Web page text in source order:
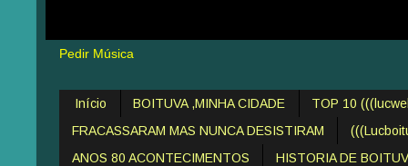
Pedir Música
Início BOITUVA ,MINHA CIDADE
TOP 10
FRACASSARAM MAS NUNCA DESISTIRAM
ANOS 80 ACONTECIMENTOS
HISTORIA DE